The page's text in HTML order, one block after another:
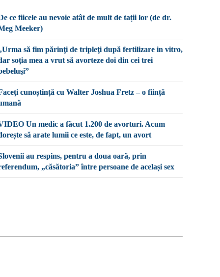
ce fiicele au nevoie atât de mult de tații lor (de dr.
Meeker)
să fim părinţi de tripleţi după fertilizare in vitro,
soţia mea a vrut să avorteze doi din cei trei
cunoștință cu Walter Joshua Fretz – o ființă
Un medic a făcut 1.200 de avorturi. Acum
să arate lumii ce este, de fapt, un avort
au respins, pentru a doua oară, prin
„căsătoria” între persoane de același sex